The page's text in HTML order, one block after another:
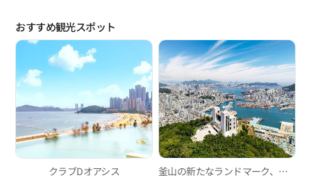
おすすめ観光スポット
クラブDオアシス 釜山の新たなランドマーク、最新の観光スポット天馬山複合展望台